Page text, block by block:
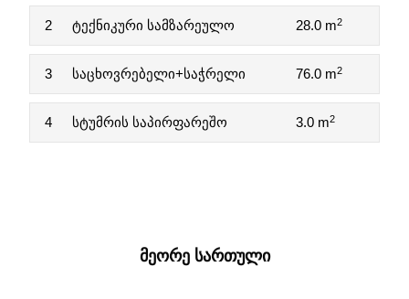
2 ტექნიკური სამზარეულო 28.0 m2
3 საცხოვრებელი+საჭრელი 76.0 m2
4 სტუმრის საპირფარეშო 3.0 m2
ᲛᲔᲝᲠᲔ ᲡᲐᲠᲗᲣᲚᲘ